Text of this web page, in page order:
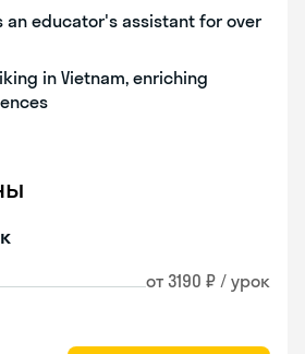
an educator's assistant for over
in Vietnam, enriching
от 3190 ₽ / урок